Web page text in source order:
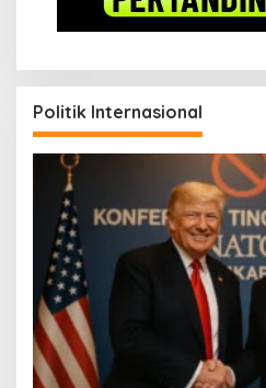
Politik Internasional